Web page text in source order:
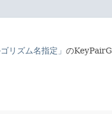
リズム名指定」 の